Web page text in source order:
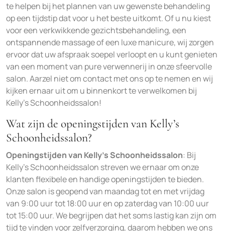
te helpen bij het plannen van uw gewenste behandeling
op een tijdstip dat voor u het beste uitkomt. Of u nu kiest
voor een verkwikkende gezichtsbehandeling, een
ontspannende massage of een luxe manicure, wij zorgen
ervoor dat uw afspraak soepel verloopt en u kunt genieten
van een moment van pure verwennerij in onze sfeervolle
salon. Aarzel niet om contact met ons op te nemen en wij
kijken ernaar uit om u binnenkort te verwelkomen bij
Kelly’s Schoonheidssalon!
Wat zijn de openingstijden van Kelly’s
Schoonheidssalon?
Openingstijden van Kelly’s Schoonheidssalon: Bij
Kelly’s Schoonheidssalon streven we ernaar om onze
klanten flexibele en handige openingstijden te bieden.
Onze salon is geopend van maandag tot en met vrijdag
van 9:00 uur tot 18:00 uur en op zaterdag van 10:00 uur
tot 15:00 uur. We begrijpen dat het soms lastig kan zijn om
tijd te vinden voor zelfverzorging, daarom hebben we ons